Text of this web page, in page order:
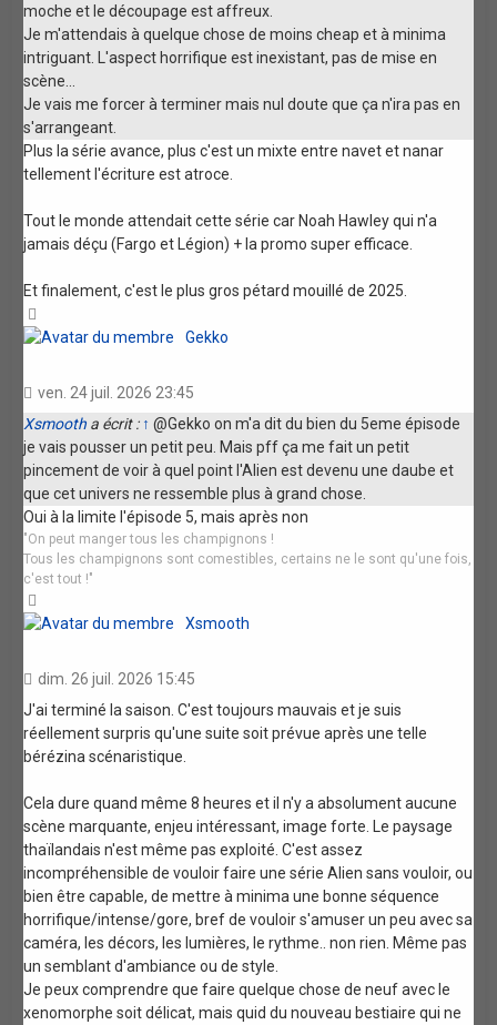
moche et le découpage est affreux.
Je m'attendais à quelque chose de moins cheap et à minima
intriguant. L'aspect horrifique est inexistant, pas de mise en
scène...
Je vais me forcer à terminer mais nul doute que ça n'ira pas en
s'arrangeant.
Plus la série avance, plus c'est un mixte entre navet et nanar
tellement l'écriture est atroce.
Tout le monde attendait cette série car Noah Hawley qui n'a
jamais déçu (Fargo et Légion) + la promo super efficace.
Et finalement, c'est le plus gros pétard mouillé de 2025.
Gekko
ven. 24 juil. 2026 23:45
Xsmooth a écrit : ↑ @Gekko on m'a dit du bien du 5eme épisode
je vais pousser un petit peu. Mais pff ça me fait un petit
pincement de voir à quel point l'Alien est devenu une daube et
que cet univers ne ressemble plus à grand chose.
Oui à la limite l'épisode 5, mais après non
"On peut manger tous les champignons !
Tous les champignons sont comestibles, certains ne le sont qu'une fois,
c'est tout !"
Xsmooth
dim. 26 juil. 2026 15:45
J'ai terminé la saison. C'est toujours mauvais et je suis
réellement surpris qu'une suite soit prévue après une telle
bérézina scénaristique.
Cela dure quand même 8 heures et il n'y a absolument aucune
scène marquante, enjeu intéressant, image forte. Le paysage
thaïlandais n'est même pas exploité. C'est assez
incompréhensible de vouloir faire une série Alien sans vouloir, ou
bien être capable, de mettre à minima une bonne séquence
horrifique/intense/gore, bref de vouloir s'amuser un peu avec sa
caméra, les décors, les lumières, le rythme.. non rien. Même pas
un semblant d'ambiance ou de style.
Je peux comprendre que faire quelque chose de neuf avec le
xenomorphe soit délicat, mais quid du nouveau bestiaire qui ne